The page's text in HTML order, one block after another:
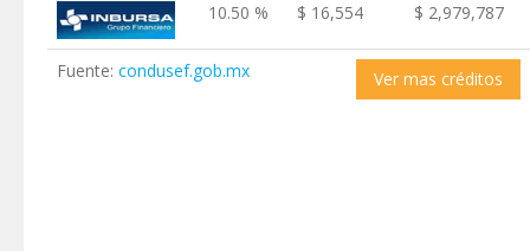
10.50 % $ 16,554 $ 2,979,787
Fuente: condusef.gob.mx Ver mas créditos